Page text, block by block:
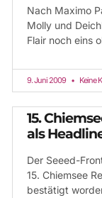
Nach Maximo
Molly und
Flair noch eins
9. Juni 2009 Keine
15.
als
Der Seeed-
15. Chiemsee
bestätigt